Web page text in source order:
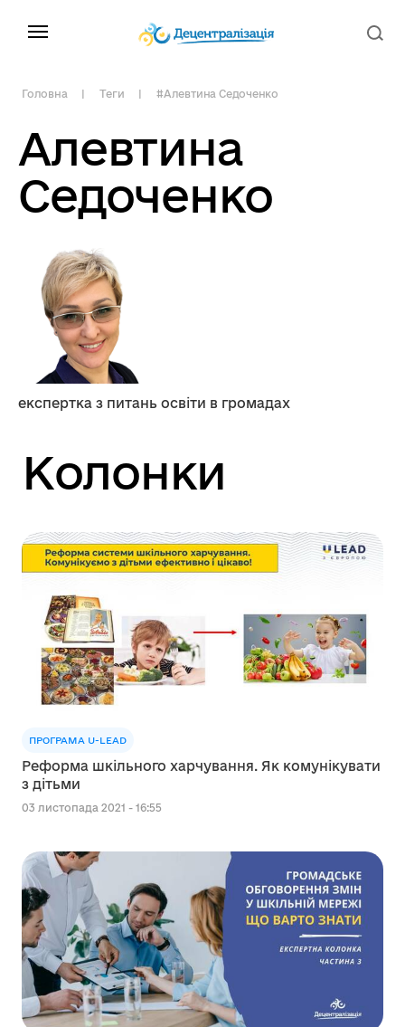
Головна Теги #Алевтина Седоченко
Алевтина
Седоченко
експертка з питань освіти в громадах
Колонки
ПРОГРАМА U-LEAD
Реформа шкільного харчування. Як комунікувати
з дітьми
03 листопада 2021 - 16:55